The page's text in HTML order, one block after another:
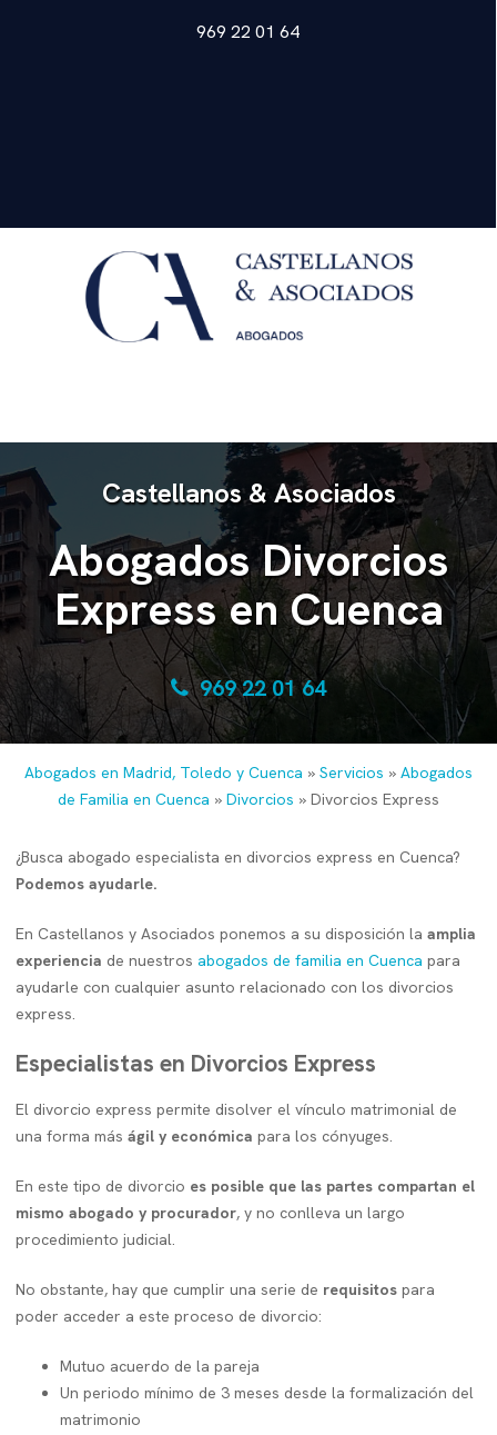
969 22 01 64
Castellanos & Asociados
Abogados Divorcios
Express en Cuenca
969 22 01 64
Abogados en Madrid, Toledo y Cuenca » Servicios » Abogados
de Familia en Cuenca » Divorcios » Divorcios Express
¿Busca abogado especialista en divorcios express en Cuenca?
Podemos ayudarle.
En Castellanos y Asociados ponemos a su disposición la amplia
experiencia de nuestros abogados de familia en Cuenca para
ayudarle con cualquier asunto relacionado con los divorcios
express.
Especialistas en Divorcios Express
El divorcio express permite disolver el vínculo matrimonial de
una forma más ágil y económica para los cónyuges.
En este tipo de divorcio es posible que las partes compartan el
mismo abogado y procurador, y no conlleva un largo
procedimiento judicial.
No obstante, hay que cumplir una serie de requisitos para
poder acceder a este proceso de divorcio:
Mutuo acuerdo de la pareja
Un periodo mínimo de 3 meses desde la formalización del
matrimonio